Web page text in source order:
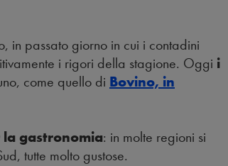
in passato giorno in cui i contadini
i rigori della stagione. Oggi i
come quello di Bovino, in
gastronomia: in molte regioni si
tutte molto gustose.